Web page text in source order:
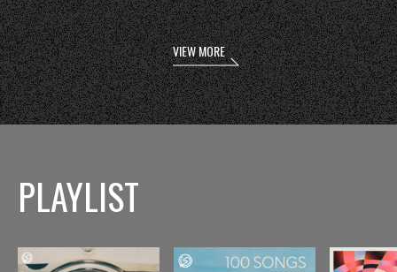
VIEW MORE
PLAYLIST